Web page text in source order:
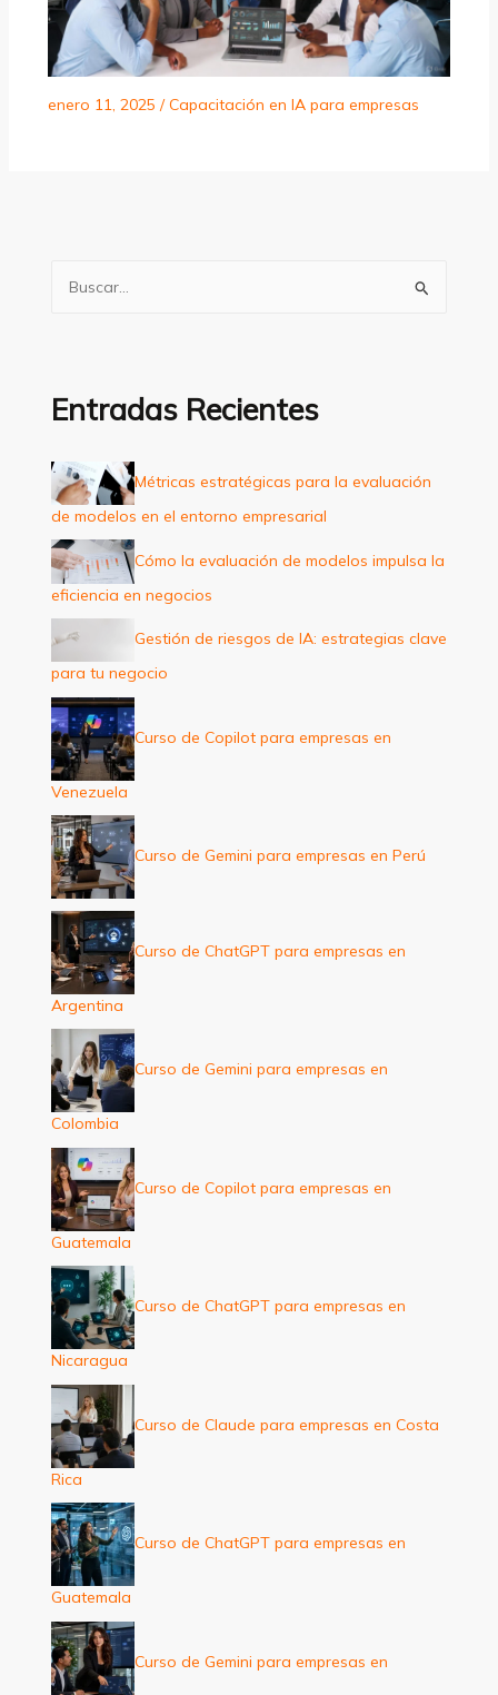
enero 11, 2025 /Capacitación en IA para empresas
a
p
o
r
:
Entradas Recientes
Métricas estratégicas para la evaluación
de modelos en el entorno empresarial
Cómo la evaluación de modelos impulsa la
eficiencia en negocios
Gestión de riesgos de IA: estrategias clave
para tu negocio
Curso de Copilot para empresas en
Venezuela
Curso de Gemini para empresas en Perú
Curso de ChatGPT para empresas en
Argentina
Curso de Gemini para empresas en
Colombia
Curso de Copilot para empresas en
Guatemala
Curso de ChatGPT para empresas en
Nicaragua
Curso de Claude para empresas en Costa
Rica
Curso de ChatGPT para empresas en
Guatemala
Curso de Gemini para empresas en